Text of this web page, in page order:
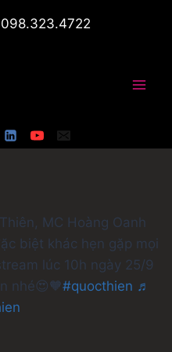
MC Hoàng Oanh
biệt khác hẹn gặp mọi
lúc 10h ngày 25/9
nhé😍🧡#quocthien ♬